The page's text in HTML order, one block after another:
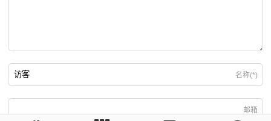
名称(*)
邮箱